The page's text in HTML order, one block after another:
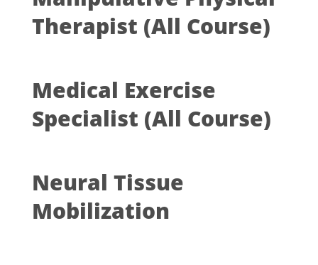
Therapist (All Course)
Medical Exercise
Specialist (All Course)
Neural Tissue
Mobilization